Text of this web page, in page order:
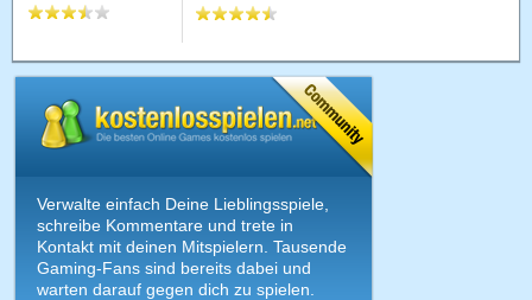
Verwalte einfach Deine Lieblingsspiele,
schreibe Kommentare und trete in
Kontakt mit deinen Mitspielern. Tausende
Gaming-Fans sind bereits dabei und
warten darauf gegen dich zu spielen.